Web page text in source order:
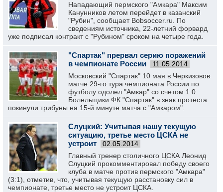
Нападающий пермского "Амкара" Максим
Канунников летом перейдет в казанский
"Рубин", сообщает Bobsoccer.ru. По
сведениям источника, 22-летний форвард
уже подписал контракт с "Рубином" сроком на четыре года.
"Спартак" прервал серию поражений
в чемпионате России
11.05.2014
Московский "Спартак" 10 мая в Черкизовов
матче 29-го тура чемпионата России по
футболу одолел "Амкар" со счетом 1:0.
Болельщики ФК "Спартак" в знак протеста
покинули трибуны на 15-й минуте матча с "Амкаром".
Слуцкий: Учитывая нашу текущую
ситуацию, третье место ЦСКА не
устроит
02.05.2014
Главный тренер столичного ЦСКА Леонид
Слуцкий прокомментировал победу своего
клуба в матче против пермского "Амкара"
(3:1), отметив, что, учитывая текущую расстановку сил в
чемпионате, третье место не устроит ЦСКА.